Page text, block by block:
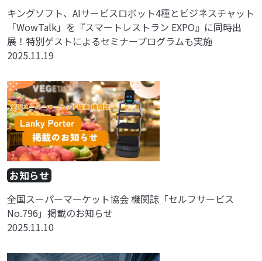
キングソフト、AIサービスロボット4種とビジネスチャット
「WowTalk」を『スマートレストラン EXPO』に同時出
展！特別ゲストによるセミナープログラムも実施
2025.11.19
お知らせ
全国スーパーマーケット協会 機関誌「セルフサービス
No.796」掲載のお知らせ
2025.11.10